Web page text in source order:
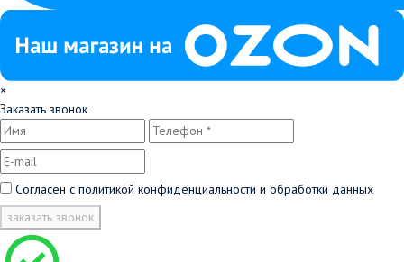
×
Заказать звонок
Согласен с политикой конфиденциальности и обработки данных
заказать звонок